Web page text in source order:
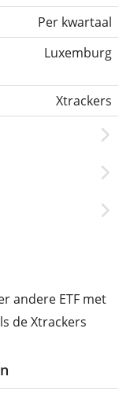
Per kwartaal
Luxemburg
Xtrackers
andere ETF met
de Xtrackers